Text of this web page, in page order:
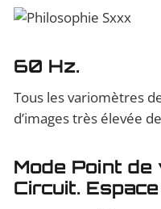
60 Hz.
Tous les variomètres
d’images très élevée
Mode Point de
Circuit.